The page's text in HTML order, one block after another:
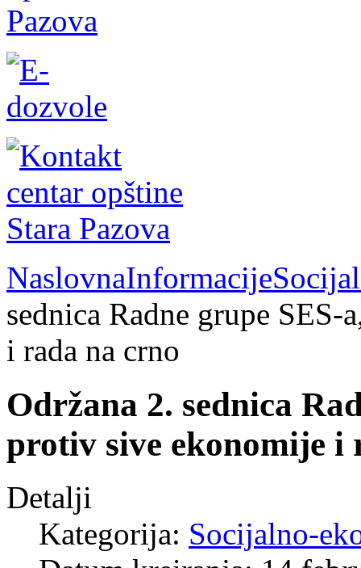
NaslovnaInformacije
sednica Radne grupe
i rada na crno
Održana 2. sednica
protiv sive ekonomije i
Detalji
Kategorija: Socijalno-